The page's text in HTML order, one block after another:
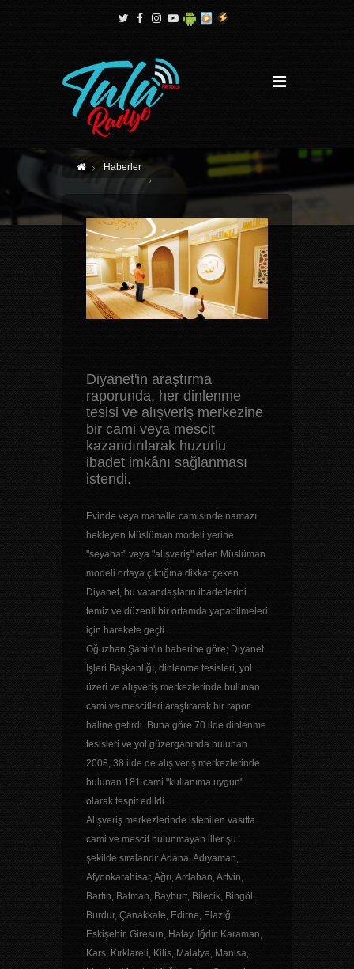
Haberler
Diyanet'in araştırma
raporunda, her dinlenme
tesisi ve alışveriş merkezine
bir cami veya mescit
kazandırılarak huzurlu
ibadet imkânı sağlanması
istendi.
Evinde veya mahalle camisinde namazı
bekleyen Müslüman modeli yerine
"seyahat" veya "alışveriş" eden Müslüman
modeli ortaya çıktığına dikkat çeken
Diyanet, bu vatandaşların ibadetlerini
temiz ve düzenli bir ortamda yapabilmeleri
için harekete geçti.
Oğuzhan Şahin'in haberine göre; Diyanet
İşleri Başkanlığı, dinlenme tesisleri, yol
üzeri ve alışveriş merkezlerinde bulunan
cami ve mescitleri araştırarak bir rapor
haline getirdi. Buna göre 70 ilde dinlenme
tesisleri ve yol güzergahında bulunan
2008, 38 ilde de alış veriş merkezlerinde
bulunan 181 cami "kullanıma uygun"
olarak tespit edildi.
Alışveriş merkezlerinde istenilen vasıfta
cami ve mescit bulunmayan iller şu
şekilde sıralandı: Adana, Adıyaman,
Afyonkarahisar, Ağrı, Ardahan, Artvin,
Bartın, Batman, Bayburt, Bilecik, Bingöl,
Burdur, Çanakkale, Edirne, Elazığ,
Eskişehir, Giresun, Hatay, Iğdır, Karaman,
Kars, Kırklareli, Kilis, Malatya, Manisa,